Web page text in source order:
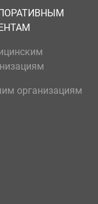
организациям